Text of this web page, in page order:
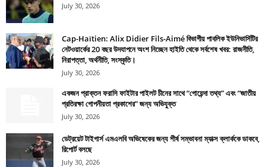
July 30, 2026
Cap-Haïtien: Alix Didier Fils-Aimé বিভাগীয় পাবলিক ইউনিভার্সিটির
নেটওয়ার্কের 20 বছর উদযাপনে অংশ নিচ্ছেন হাইতি থেকে সর্বশেষ খবর: রাজনীতি,
নিরাপত্তা, অর্থনীতি, সংস্কৃতি।
July 30, 2026
একজন প্রাক্তন ফরাসি ফাইটার পাইলট চীনের সাথে “গোয়েন্দা তথ্য” এবং “জাতীয়
প্রতিরক্ষা গোপনীয়তা প্রকাশের” জন্য অভিযুক্ত
July 30, 2026
ডেট্রয়েট টাইগার্স এমএলবি অভিষেকের জন্য শীর্ষ সম্ভাবনা ম্যাক্স ক্লার্ককে ডাকবে,
রিপোর্ট বলছে
July 30, 2026